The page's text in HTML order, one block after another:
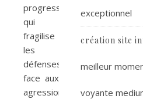
progressif
qui
fragilise
les
défenses
face aux
agressions
exceptionnel
création site
meilleur
voyante